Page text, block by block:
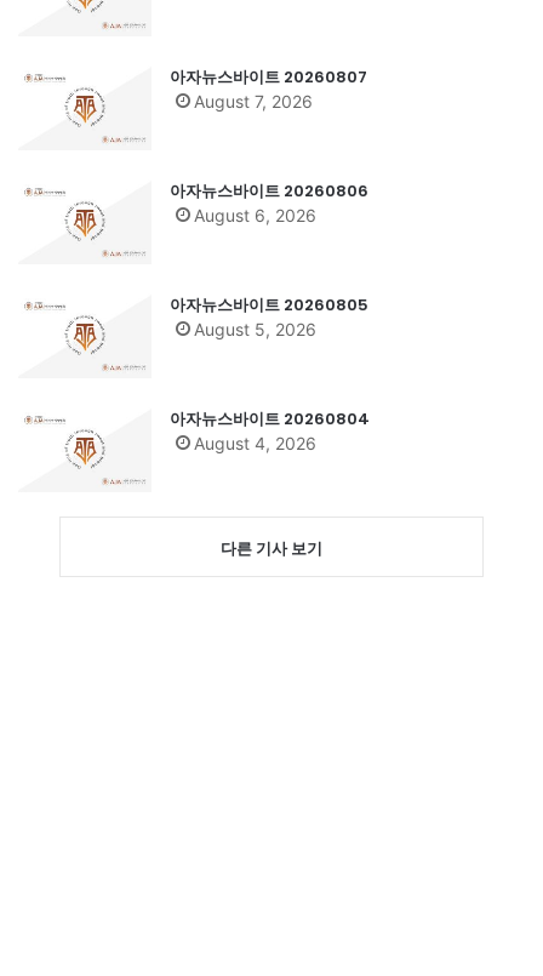
아자뉴스바이트 20260807
August 7, 2026
아자뉴스바이트 20260806
August 6, 2026
아자뉴스바이트 20260805
August 5, 2026
아자뉴스바이트 20260804
August 4, 2026
다른 기사 보기